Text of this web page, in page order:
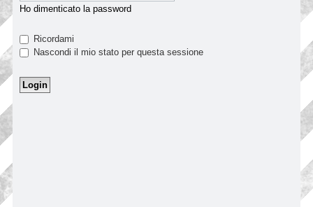
Ho dimenticato la password
Ricordami
Nascondi il mio stato per questa sessione